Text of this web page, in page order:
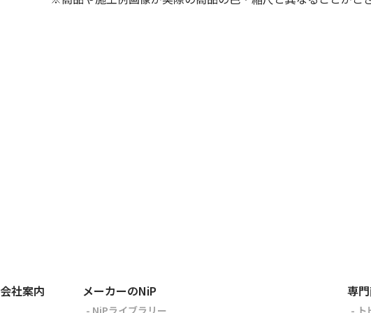
会社案内 メーカーのNiP
- NiPライブラリー
専
- ト